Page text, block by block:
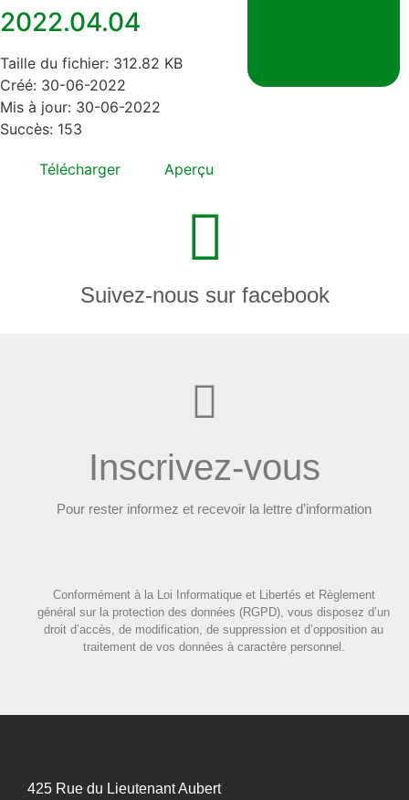
2022.04.04
Taille du fichier: 312.82 KB
Créé: 30-06-2022
Mis à jour: 30-06-2022
Succès: 153
Télécharger Aperçu
Suivez-nous sur facebook
Inscrivez-vous
Pour rester informez et recevoir la lettre d’information
Conformément à la Loi Informatique et Libertés et Règlement
général sur la protection des données (RGPD), vous disposez d’un
droit d’accès, de modification, de suppression et d’opposition au
traitement de vos données à caractère personnel.
425 Rue du Lieutenant Aubert